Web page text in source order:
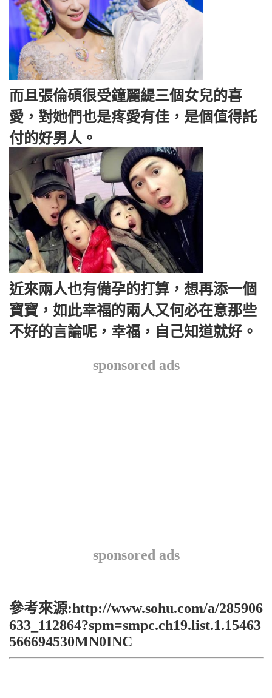
而且張倫碩很受鐘麗緹三個女兒的喜
愛，對她們也是疼愛有佳，是個值得託
付的好男人。
近來兩人也有備孕的打算，想再添一個
寶寶，如此幸福的兩人又何必在意那些
不好的言論呢，幸福，自己知道就好。
sponsored ads
sponsored ads
參考來源:http://www.sohu.com/a/285906
633_112864?spm=smpc.ch19.list.1.15463
566694530MN0INC